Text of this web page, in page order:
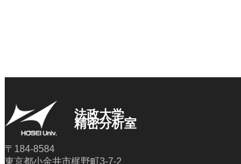
法政大学
精密分析室
〒184-8584
東京都小金井市梶野町3-7-2